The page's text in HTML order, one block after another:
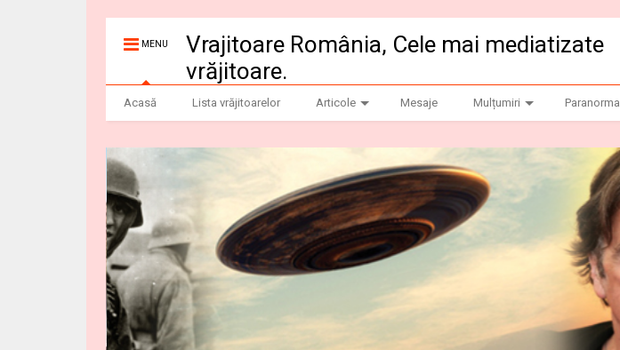
MENU
Vrajitoare România, Cele mai mediatizate
vrăjitoare.
Acasă Lista vrăjitoarelor Articole Mesaje Mulțumiri Paranormal